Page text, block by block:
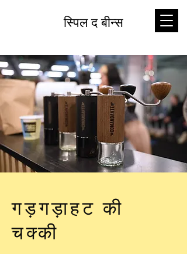
स्पिल द बीन्स
गड़गड़ाहट की
चक्की